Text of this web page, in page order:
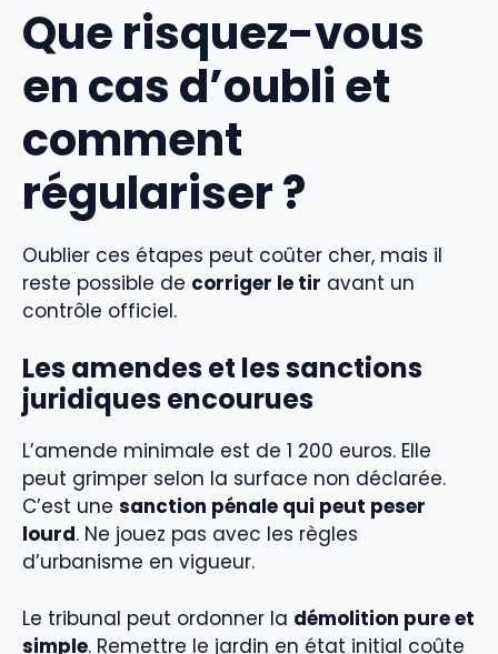
Que risquez-vous
en cas d’oubli et
comment
régulariser ?
Oublier ces étapes peut coûter cher, mais il
reste possible de corriger le tir avant un
contrôle officiel.
Les amendes et les sanctions
juridiques encourues
L’amende minimale est de 1 200 euros. Elle
peut grimper selon la surface non déclarée.
C’est une sanction pénale qui peut peser
lourd. Ne jouez pas avec les règles
d’urbanisme en vigueur.
Le tribunal peut ordonner la démolition pure et
simple. Remettre le jardin en état initial coûte